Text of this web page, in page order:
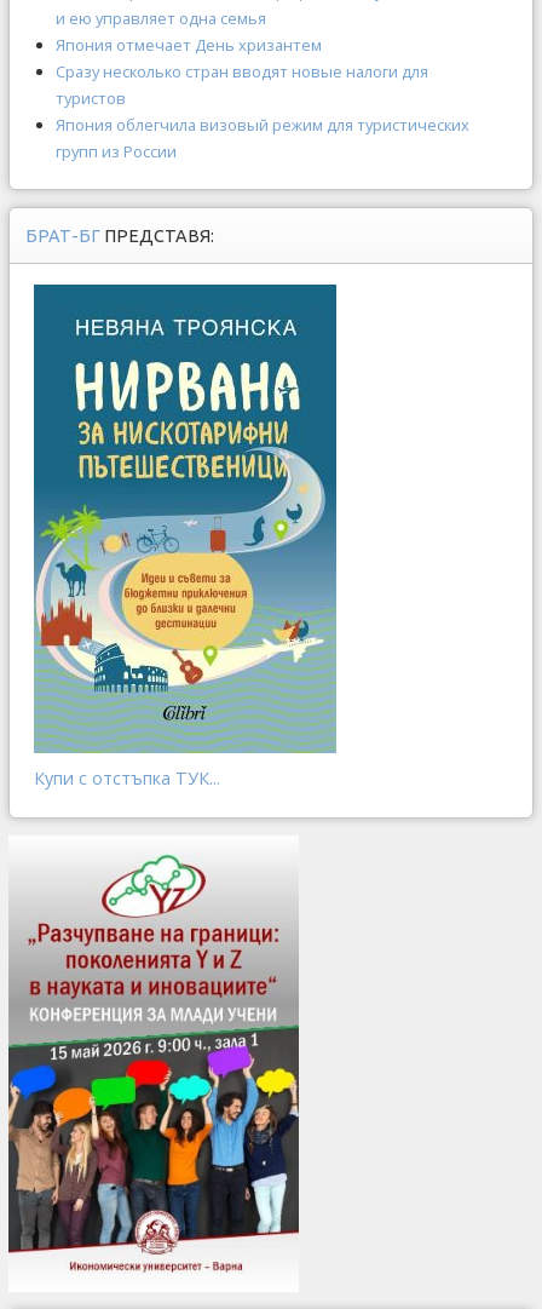
и ею управляет одна семья
Япония отмечает День хризантем
Сразу несколько стран вводят новые налоги для
туристов
Япония облегчила визовый режим для туристических
групп из России
БРАТ-БГ ПРЕДСТАВЯ:
Купи с отстъпка ТУК...